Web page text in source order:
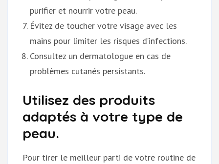
purifier et nourrir votre peau.
Évitez de toucher votre visage avec les
mains pour limiter les risques d’infections.
Consultez un dermatologue en cas de
problèmes cutanés persistants.
Utilisez des produits
adaptés à votre type de
peau.
Pour tirer le meilleur parti de votre routine de